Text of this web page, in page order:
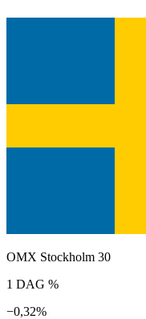
OMX Stockholm 30
1 DAG %
−0,32%